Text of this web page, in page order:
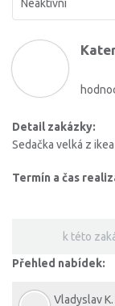
Neaktivní
Detail zakázky:
Sedačka velká z ikea
Termín a čas
k této
Přehled nabídek:
Vladyslav K.